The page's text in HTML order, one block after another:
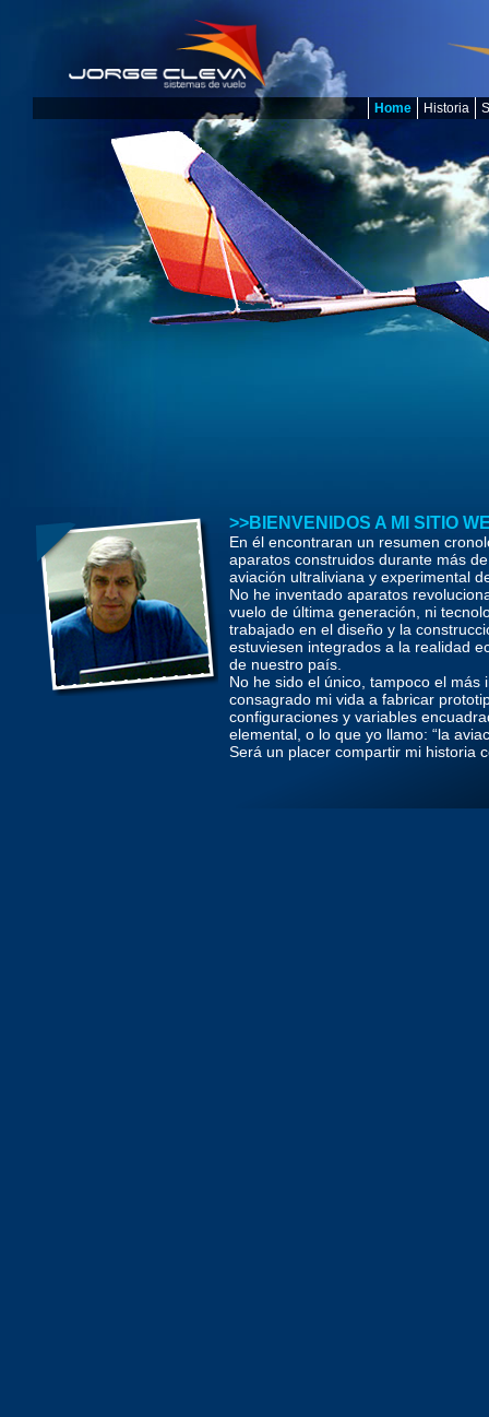
Historia
Home
>>BIENVENIDOS A MI SITIO
En él encontraran un resumen
aparatos construidos durante más
aviación ultraliviana y experimental
No he inventado aparatos
vuelo de última generación, ni
trabajado en el diseño y la
estuviesen integrados a la realidad
de nuestro país.
No he sido el único, tampoco el más
consagrado mi vida a fabricar
configuraciones y variables
elemental, o lo que yo llamo: “la
Será un placer compartir mi historia